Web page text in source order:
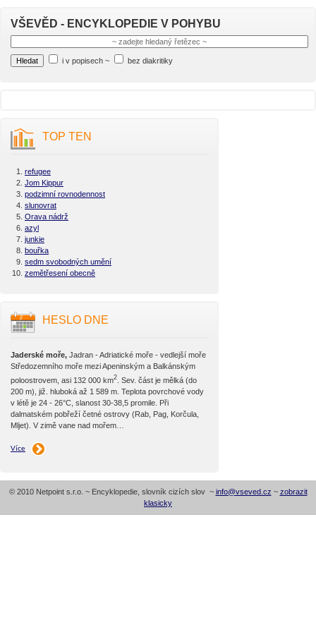
VŠEVĚD - ENCYKLOPEDIE V POHYBU
i v popisech ~ bez diakritiky
TOP TEN
refugee
Jom Kippur
podzimní rovnodennost
slunovrat
Orava nádrž
azyl
junkie
bouřka
sedm svobodných umění
zemětřesení obecně
HESLO DNE
Jaderské moře, Jadran - Adriatické moře - vedlejší moře
Středozemního moře mezi Apeninským a Balkánským
poloostrovem, asi 132 000 km2 . Sev. část je mělká (do
200 m), již. hluboká až 1 589 m. Teplota povrchové vody
v létě je 24 - 26°C, slanost 30-38,5 promile. Při
dalmatském pobřeží četné ostrovy (Rab, Pag, Korčula,
Mljet). V zimě vane nad mořem…
Více
© 2010 Netpoint s.r.o. ~ Encyklopedie, slovník cizích slov ~ info@vseved.cz ~ zobrazit
klasicky